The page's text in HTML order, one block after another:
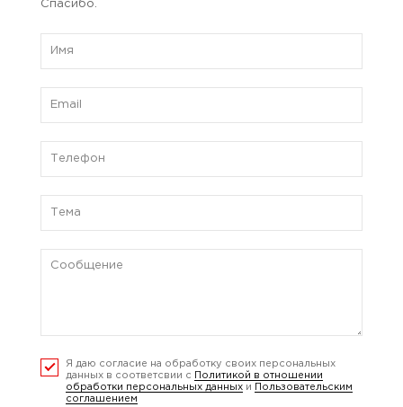
Спасибо.
Я даю согласие на обработку своих персональных
данных в соответсвии с
Политикой в отношении
обработки персональных данных и
Пользовательским
соглашением